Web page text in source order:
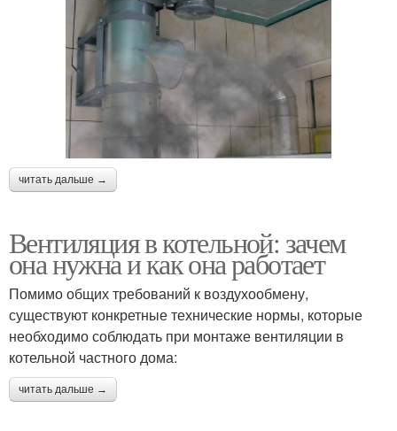
читать дальше →
Вентиляция в котельной: зачем
она нужна и как она работает
Помимо общих требований к воздухообмену,
существуют конкретные технические нормы, которые
необходимо соблюдать при монтаже вентиляции в
котельной частного дома:
читать дальше →